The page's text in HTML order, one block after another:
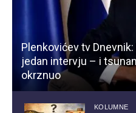
Plenkovićev tv
jedan intervju – i
okrznuo
KOLUMNE